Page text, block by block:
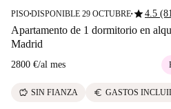
PISO■DISPONIBLE 29 OCTUBRE■star4.5
Apartamento de 1 dormitorio en
Madrid
2800 €/al mes
savings SIN FIANZA euro GASTOS